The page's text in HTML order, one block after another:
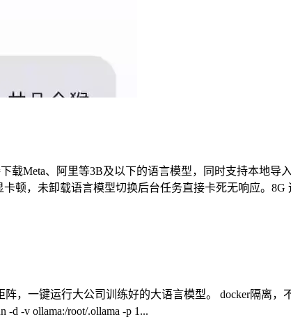
Meta、阿里等3B及以下的语言模型，同时支持本地导
顿，未卸载语言模型切换后台任务直接卡死无响应。
，一键运行大公司训练好的大语言模型。 docker隔离，
-d -v ollama:/root/.ollama -p 1...